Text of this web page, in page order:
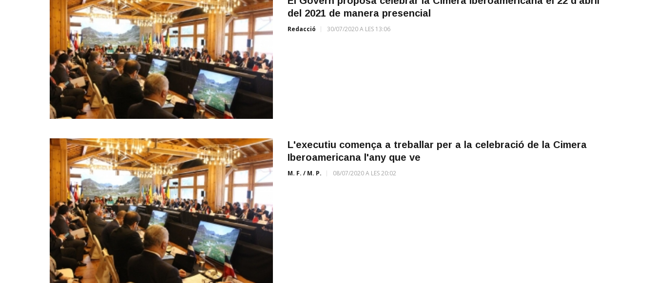
del 2021 de manera presencial
Redacció 30/07/2020 A LES 13:06
L'executiu comença a treballar per a la celebració de la Cimera
Iberoamericana l'any que ve
M. F. / M. P. 08/07/2020 A LES 20:02